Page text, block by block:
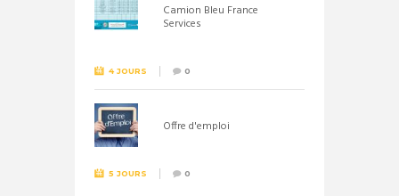
Camion Bleu France
Services
4 JOURS 0
Offre d'emploi
5 JOURS 0